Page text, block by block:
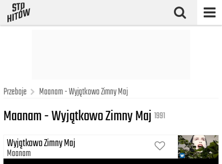
Przeboje Maanam - Wyjątkowo Zimny Maj
Maanam - Wyjątkowo Zimny Maj 1991
Wyjątkowo Zimny Maj
Maanam